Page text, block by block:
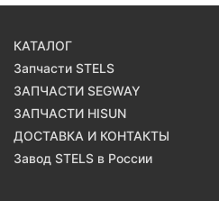
КАТАЛОГ
Запчасти STELS
ЗАПЧАСТИ SEGWAY
ЗАПЧАСТИ HISUN
ДОСТАВКА И КОНТАКТЫ
Завод STELS в России